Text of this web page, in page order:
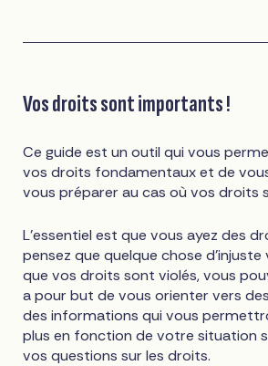
Vos droits sont importants !
Ce guide est un outil qui vous
vos droits fondamentaux et de
vous préparer au cas où vos droits
L'essentiel est que vous ayez des
pensez que quelque chose d'injuste
que vos droits sont violés, vous
a pour but de vous orienter vers
des informations qui vous
plus en fonction de votre situation
vos questions sur les droits.